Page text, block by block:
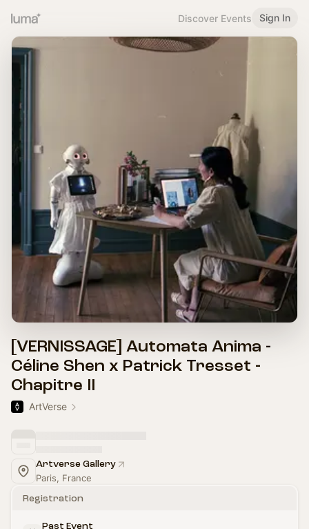
Discover Events Sign In
[VERNISSAGE] Automata Anima -
Céline Shen x Patrick Tresset -
Chapitre II
ArtVerse
Artverse Gallery
Paris, France
Registration
Past Event